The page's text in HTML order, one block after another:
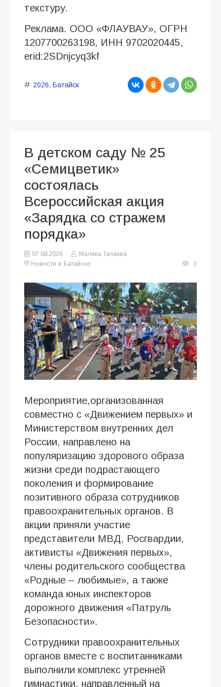
текстуру.
Реклама. ООО «ФЛАУВАУ», ОГРН
1207700263198, ИНН 9702020445,
erid:2SDnjcyq3kf
2026, Батайск
В детском саду № 25
«Семицветик»
состоялась
Всероссийская акция
«Зарядка со стражем
порядка»
07.08.2026
Малика Тапаева
Новости в Батайске
3
Мероприятие,организованная
совместно с «Движением первых» и
Министерством внутренних дел
России, направлено на
популяризацию здорового образа
жизни среди подрастающего
поколения и формирование
позитивного образа сотрудников
правоохранительных органов. В
акции приняли участие
представители МВД, Росгвардии,
активисты «Движения первых»,
члены родительского сообщества
«Родные – любимые», а также
команда юных инспекторов
дорожного движения «Патруль
Безопасности».
Сотрудники правоохранительных
органов вместе с воспитанниками
выполнили комплекс утренней
гимнастики, направленный на